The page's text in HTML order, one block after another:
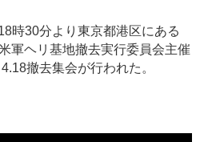
時30分より東京都港区にある
軍ヘリ基地撤去実行委員会主催
撤去集会が行われた。